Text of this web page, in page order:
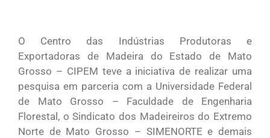
O Centro das Indústrias Produtoras e
Exportadoras de Madeira do Estado de Mato
Grosso – CIPEM teve a iniciativa de realizar uma
pesquisa em parceria com a Universidade Federal
de Mato Grosso – Faculdade de Engenharia
Florestal, o Sindicato dos Madeireiros do Extremo
Norte de Mato Grosso – SIMENORTE e demais